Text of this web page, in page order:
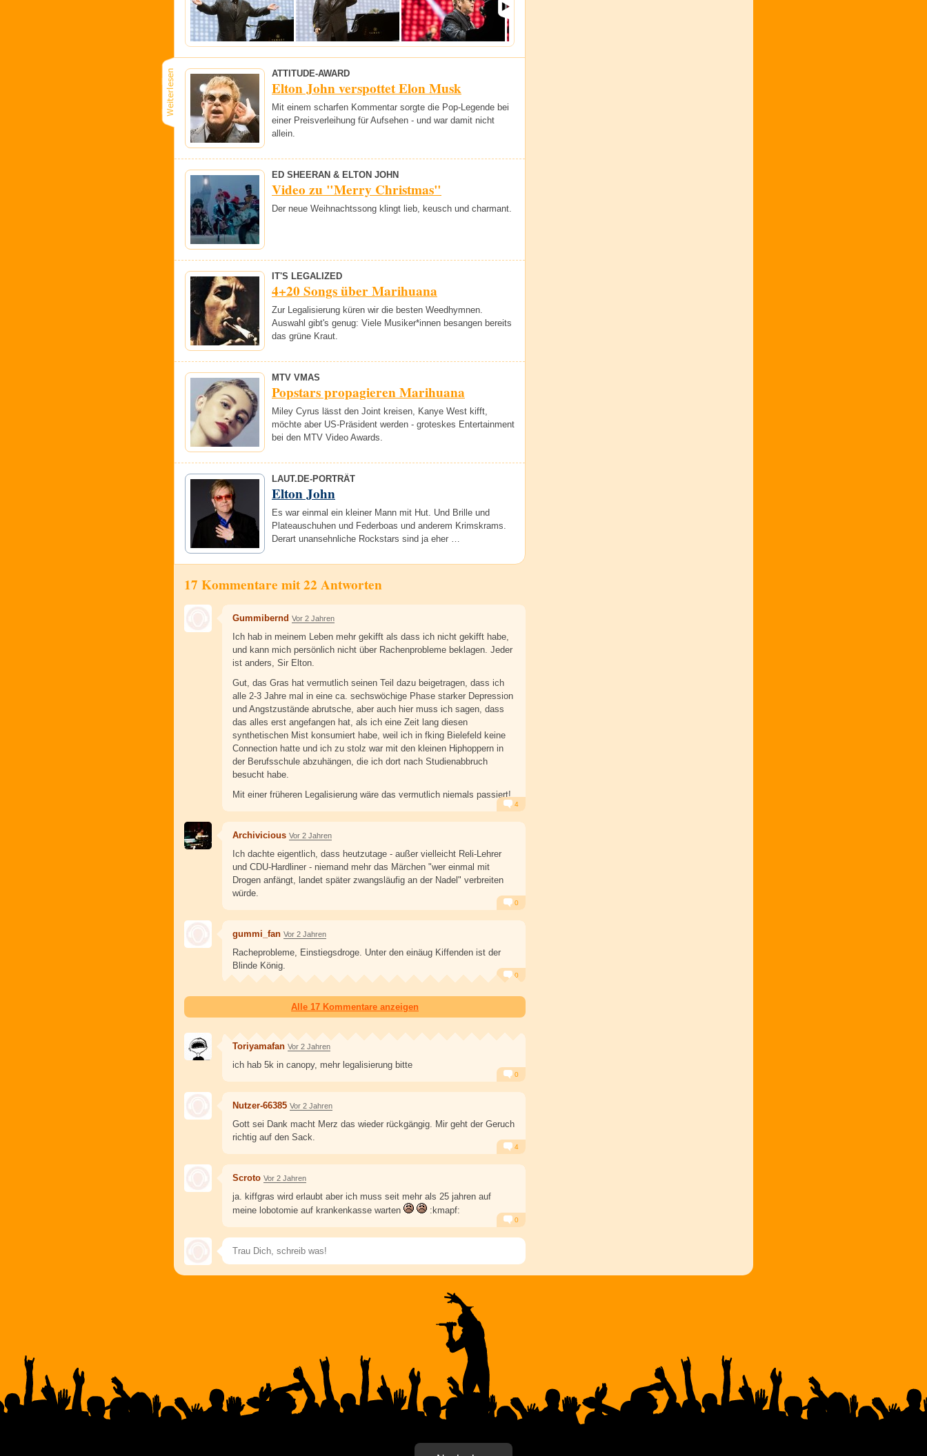
ATTITUDE-AWARD
Elton John verspottet Elon Musk
Mit einem scharfen Kommentar sorgte die Pop-Legende bei
einer Preisverleihung für Aufsehen - und war damit nicht
allein.
ED SHEERAN & ELTON JOHN
Video zu "Merry Christmas"
Der neue Weihnachtssong klingt lieb, keusch und charmant.
IT'S LEGALIZED
4+20 Songs über Marihuana
Zur Legalisierung küren wir die besten Weedhymnen.
Auswahl gibt's genug: Viele Musiker*innen besangen bereits
das grüne Kraut.
MTV VMAS
Popstars propagieren Marihuana
Miley Cyrus lässt den Joint kreisen, Kanye West kifft,
möchte aber US-Präsident werden - groteskes Entertainment
bei den MTV Video Awards.
LAUT.DE-PORTRÄT
Elton John
Es war einmal ein kleiner Mann mit Hut. Und Brille und
Plateauschuhen und Federboas und anderem Krimskrams.
Derart unansehnliche Rockstars sind ja eher …
17 Kommentare mit 22 Antworten
Gummibernd Vor 2 Jahren
Ich hab in meinem Leben mehr gekifft als dass ich nicht gekifft habe,
und kann mich persönlich nicht über Rachenprobleme beklagen. Jeder
ist anders, Sir Elton.
Gut, das Gras hat vermutlich seinen Teil dazu beigetragen, dass ich
alle 2-3 Jahre mal in eine ca. sechswöchige Phase starker Depression
und Angstzustände abrutsche, aber auch hier muss ich sagen, dass
das alles erst angefangen hat, als ich eine Zeit lang diesen
synthetischen Mist konsumiert habe, weil ich in fking Bielefeld keine
Connection hatte und ich zu stolz war mit den kleinen Hiphoppern in
der Berufsschule abzuhängen, die ich dort nach Studienabbruch
besucht habe.
Mit einer früheren Legalisierung wäre das vermutlich niemals passiert!
Alarm Antworten
4
Archivicious Vor 2 Jahren
Ich dachte eigentlich, dass heutzutage - außer vielleicht Reli-Lehrer
und CDU-Hardliner - niemand mehr das Märchen "wer einmal mit
Drogen anfängt, landet später zwangsläufig an der Nadel" verbreiten
würde.
Alarm Antworten
0
gummi_fan Vor 2 Jahren
Racheprobleme, Einstiegsdroge. Unter den einäug Kiffenden ist der
Blinde König.
0
Alle 17 Kommentare anzeigen
Toriyamafan Vor 2 Jahren
ich hab 5k in canopy, mehr legalisierung bitte
Alarm Antworten
0
Nutzer-66385 Vor 2 Jahren
Gott sei Dank macht Merz das wieder rückgängig. Mir geht der Geruch
richtig auf den Sack.
Alarm Antworten
4
Scroto Vor 2 Jahren
ja. kiffgras wird erlaubt aber ich muss seit mehr als 25 jahren auf
meine lobotomie auf krankenkasse warten
:kmapf:
Alarm Antworten
0
Speichern